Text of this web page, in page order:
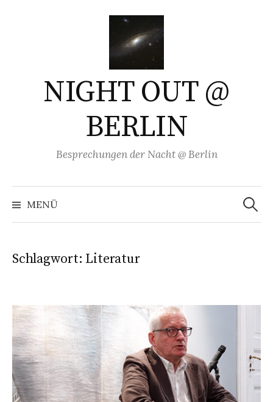
NIGHT OUT @
BERLIN
Besprechungen der Nacht @ Berlin
MENÜ
Suchen
nach:
Schlagwort: Literatur